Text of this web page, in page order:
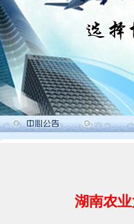
湖南农